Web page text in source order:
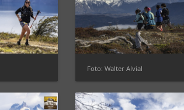
Foto: Walter Alvial